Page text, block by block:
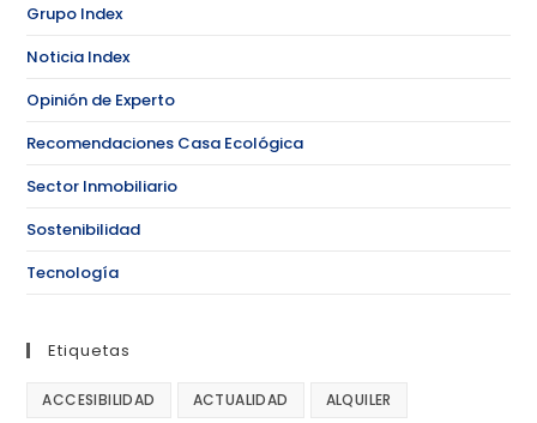
Grupo Index
Noticia Index
Opinión de Experto
Recomendaciones Casa Ecológica
Sector Inmobiliario
Sostenibilidad
Tecnología
Etiquetas
ACCESIBILIDAD ACTUALIDAD ALQUILER